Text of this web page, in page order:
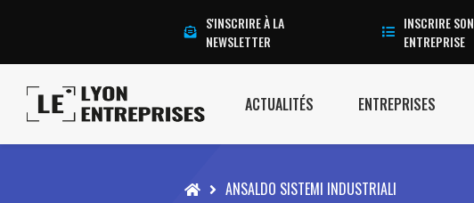
S'INSCRIRE À LA
NEWSLETTER
INSCRIRE SON
ENTREPRISE
ACTUALITÉS ENTREPRISES
Accueil ANSALDO SISTEMI INDUSTRIALI